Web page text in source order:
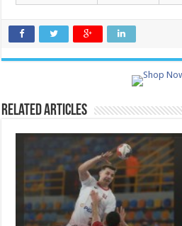
Related Articles